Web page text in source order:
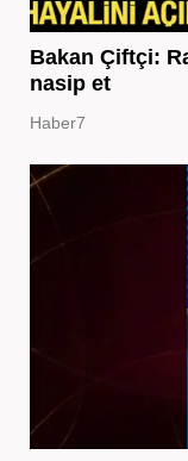
Bakan Çiftçi:
nasip et
Haber7